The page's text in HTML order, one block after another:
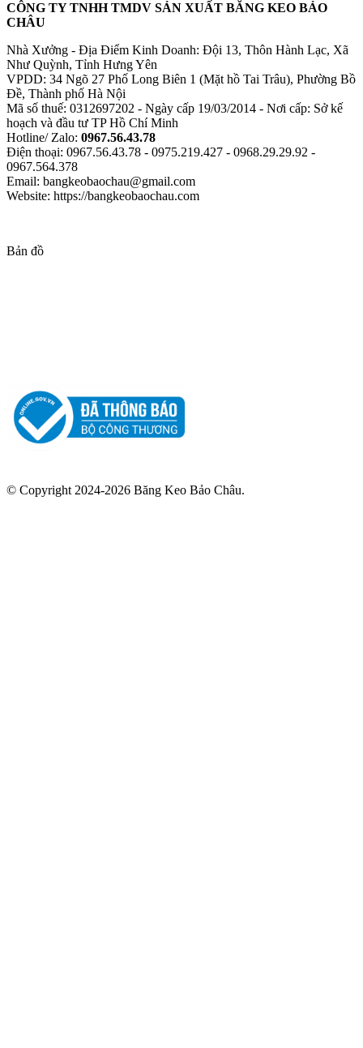
CÔNG TY TNHH TMDV SẢN XUẤT BĂNG KEO BẢO
CHÂU
Nhà Xưởng - Địa Điểm Kinh Doanh: Đội 13, Thôn Hành Lạc, Xã
Như Quỳnh, Tỉnh Hưng Yên
VPDD: 34 Ngõ 27 Phố Long Biên 1 (Mặt hồ Tai Trâu), Phường Bồ
Đề, Thành phố Hà Nội
Mã số thuế: 0312697202 - Ngày cấp 19/03/2014 - Nơi cấp: Sở kế
hoạch và đầu tư TP Hồ Chí Minh
Hotline/ Zalo: 0967.56.43.78
Điện thoại: 0967.56.43.78 - 0975.219.427 - 0968.29.29.92 -
0967.564.378
Email: bangkeobaochau@gmail.com
Website: https://bangkeobaochau.com
Bản đồ
© Copyright 2024-2026 Băng Keo Bảo Châu.